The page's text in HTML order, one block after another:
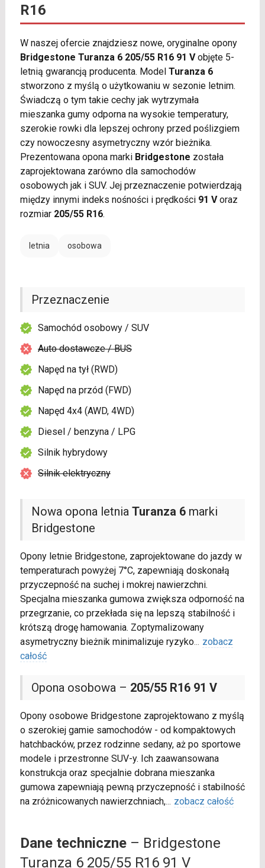
R16
W naszej ofercie znajdziesz nowe, oryginalne opony
Bridgestone Turanza 6 205/55 R16 91 Vobjęte 5-
letnią gwarancją producenta. Model Turanza 6
stworzono z myślą o użytkowaniu w sezonie letnim.
Świadczą o tym takie cechy jak wytrzymała
mieszanka gumy odporna na wysokie temperatury,
szerokie rowki dla lepszej ochrony przed poślizgiem
czy nowoczesny asymetryczny wzór bieżnika.
Prezentowana opona marki Bridgestone została
zaprojektowana zarówno dla samochodów
osobowych jak i SUV. Jej przeznaczenie potwierdzają
między innymi indeks nośności i prędkości 91 Voraz
rozmiar 205/55 R16.
letnia osobowa
Nowa opona letnia Turanza 6marki
Bridgestone
Opony letnie Bridgestone, zaprojektowane do jazdy w
temperaturach powyżej 7°C, zapewniają doskonałą
przyczepność na suchej i mokrej nawierzchni.
Specjalna mieszanka gumowa zwiększa odporność na
przegrzanie, co przekłada się na lepszą stabilność i
krótszą drogę hamowania. Zoptymalizowany
asymetryczny bieżnik minimalizuje ryzyko... zobacz
całość
Opona osobowa – 205/55 R16 91 V
Opony osobowe Bridgestone zaprojektowano z myślą
o szerokiej gamie samochodów - od kompaktowych
hatchbacków, przez rodzinne sedany, aż po sportowe
modele i przestronne SUV-y. Ich zaawansowana
konstrukcja oraz specjalnie dobrana mieszanka
gumowa zapewniają pewną przyczepność i stabilność
na zróżnicowanych nawierzchniach,... zobacz całość
Przeznaczenie
Samochód osobowy / SUV
Auto dostawcze / BUS
Napęd na tył (RWD)
Napęd na przód (FWD)
Napęd 4x4 (AWD, 4WD)
Diesel / benzyna / LPG
Silnik hybrydowy
Silnik elektryczny
Dane techniczne– Bridgestone
Turanza 6 205/55 R16 91 V